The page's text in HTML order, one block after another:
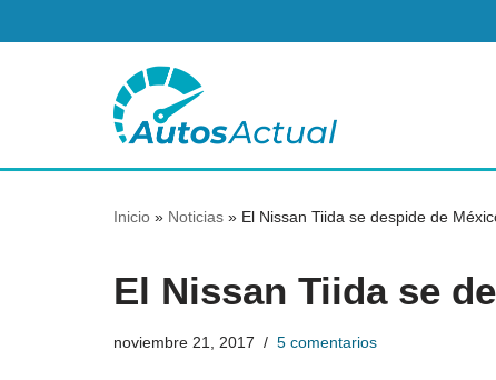
contenido
Inicio » Noticias » El Nissan Tiida se despide de
El Nissan Tiida se
noviembre 21, 2017 5 comentarios